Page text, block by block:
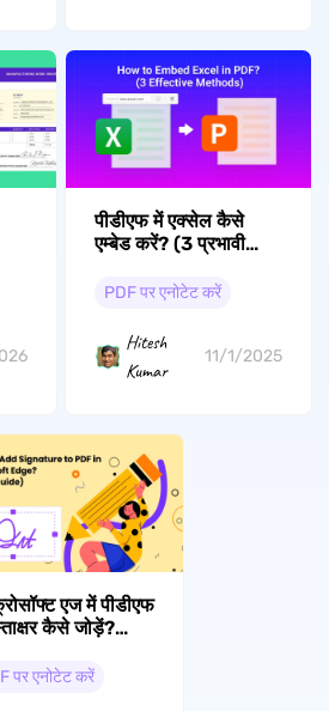
पीडीएफ में एक्सेल कैसे
एम्बेड करें? (3 प्रभावी
PDF पर एनोटेट करें
Hitesh
Kumar
11/1/2025
एज में पीडीएफ
कैसे जोड़ें?
पर एनोटेट करें